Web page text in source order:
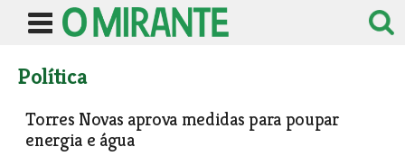
Política
Torres Novas aprova medidas para poupar
energia e água